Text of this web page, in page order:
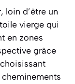
loin d’être un
vierge qui
en zones
grâce